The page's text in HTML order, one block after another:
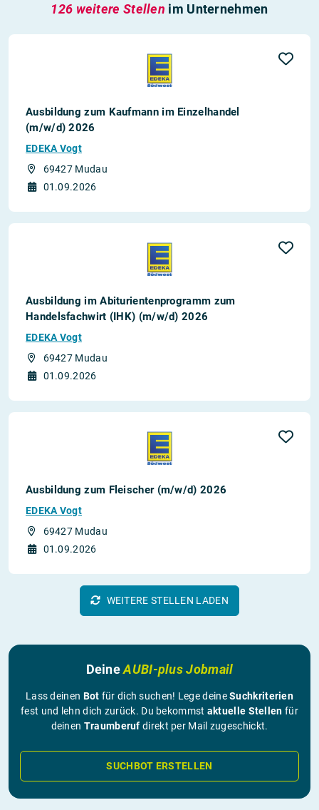
126 weitere Stellen im Unternehmen
Ausbildung zum Kaufmann im Einzelhandel
(m/w/d) 2026
EDEKA Vogt
69427 Mudau
01.09.2026
Ausbildung im Abiturientenprogramm zum
Handelsfachwirt (IHK) (m/w/d) 2026
EDEKA Vogt
69427 Mudau
01.09.2026
Ausbildung zum Fleischer (m/w/d) 2026
EDEKA Vogt
69427 Mudau
01.09.2026
WEITERE STELLEN LADEN
DeineAUBI-plus Jobmail
Lass deinen Bot für dich suchen! Lege deineSuchkriterien
fest und lehn dich zurück. Du bekommst aktuelle Stellen für
deinen Traumberuf direkt per Mail zugeschickt.
SUCHBOT ERSTELLEN